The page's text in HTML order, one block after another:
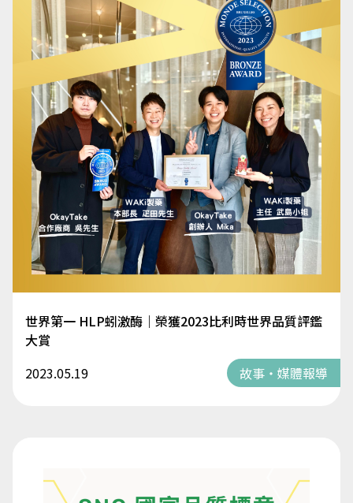
世界第一 HLP蚓激酶｜榮獲2023比利時世界品質評鑑
大賞
2023.05.19
故事・媒體報導